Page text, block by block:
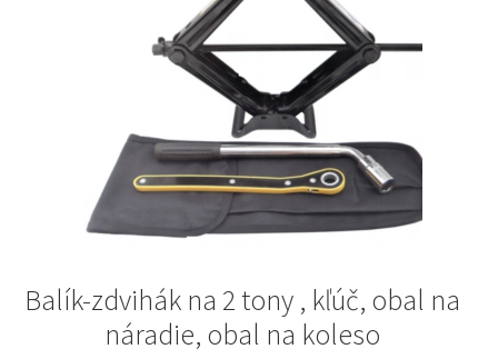
Balík-zdvihák na 2 tony , kľúč, obal na
náradie, obal na koleso